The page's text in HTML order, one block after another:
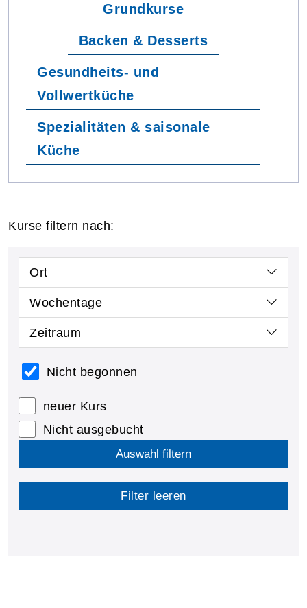
Grundkurse
Backen & Desserts
Gesundheits- und
Vollwertküche
Spezialitäten & saisonale
Küche
Kurse filtern nach:
Ort
Wochentage
Zeitraum
Nicht begonnen
neuer Kurs
Nicht ausgebucht
Auswahl filtern
Filter leeren